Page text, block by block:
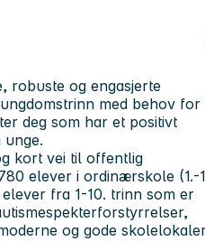
robuste og engasjerte
med behov for
deg som har et positivt
kort vei til offentlig
elever i ordinærskole (1.-
fra 1-10. trinn som er
og gode